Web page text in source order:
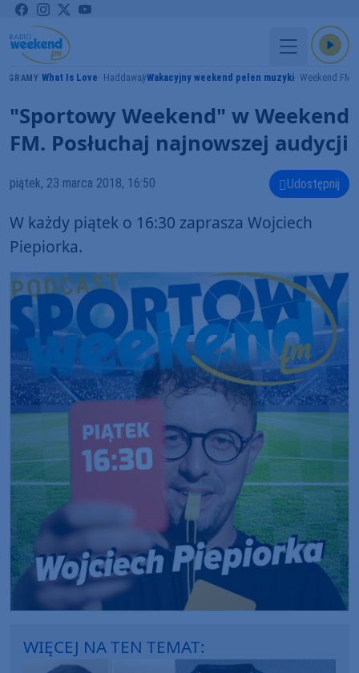
GRAMY What Is Love HaddawayWakacyjny weekend pełen muzyki Weekend FM
"Sportowy Weekend" w Weekend
FM. Posłuchaj najnowszej audycji
piątek, 23 marca 2018, 16:50 Udostępnij
W każdy piątek o 16:30 zaprasza Wojciech
Piepiorka.
WIĘCEJ NA TEN TEMAT: